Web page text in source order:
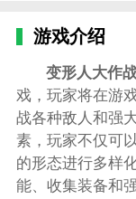
游戏介绍
变形人大作
戏，玩家将在游
战各种敌人和强
素，玩家不仅可
的形态进行多样
能、收集装备和